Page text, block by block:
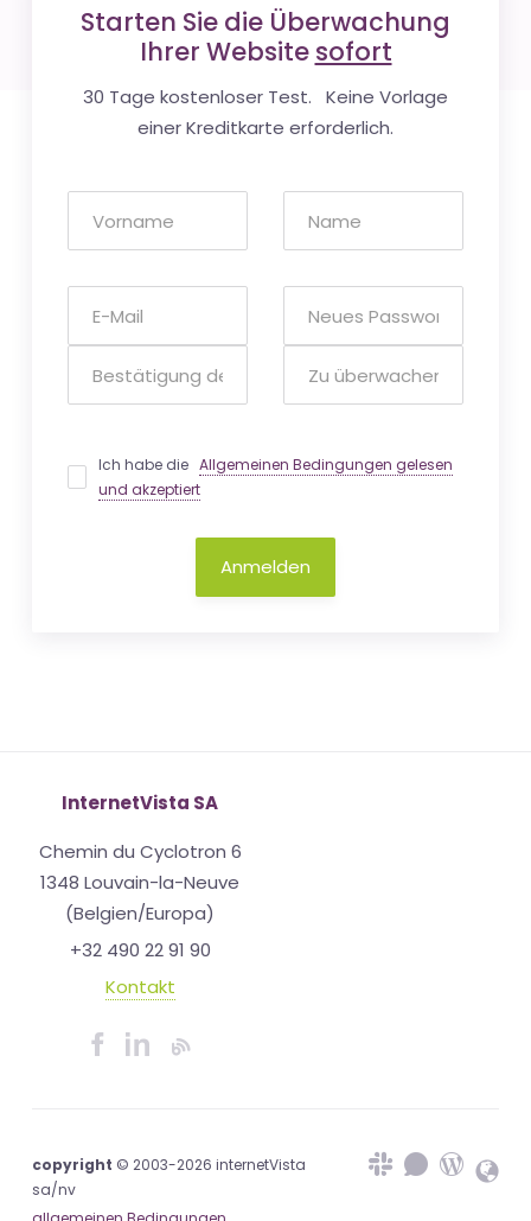
Starten Sie die Überwachung
Ihrer Website sofort
30 Tage kostenloser Test. Keine Vorlage
einer Kreditkarte erforderlich.
Ich habe dieAllgemeinen Bedingungen gelesen
und akzeptiert
Anmelden
InternetVista SA
Chemin du Cyclotron 6
1348 Louvain-la-Neuve
(Belgien/Europa)
+32 490 22 91 90
Kontakt
copyright © 2003-2026 internetVista
sa/nv